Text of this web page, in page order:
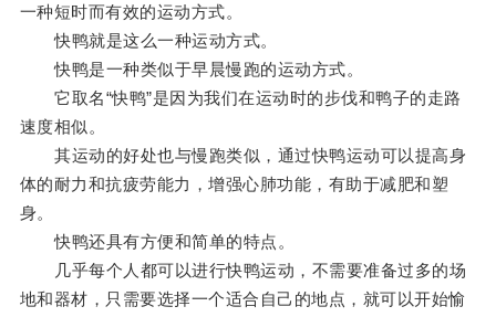
一种短时而有效的运动方式。
快鸭就是这么一种运动方式。
快鸭是一种类似于早晨慢跑的运动方式。
它取名“快鸭”是因为我们在运动时的步伐和鸭子的走路
速度相似。
其运动的好处也与慢跑类似，通过快鸭运动可以提高身
体的耐力和抗疲劳能力，增强心肺功能，有助于减肥和塑
身。
快鸭还具有方便和简单的特点。
几乎每个人都可以进行快鸭运动，不需要准备过多的场
地和器材，只需要选择一个适合自己的地点，就可以开始愉